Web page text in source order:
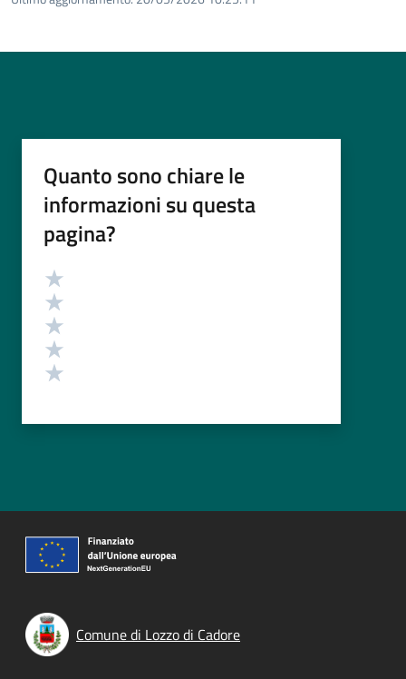
Quanto sono chiare le
informazioni su questa
pagina?
Valutazione
Comune di Lozzo di Cadore